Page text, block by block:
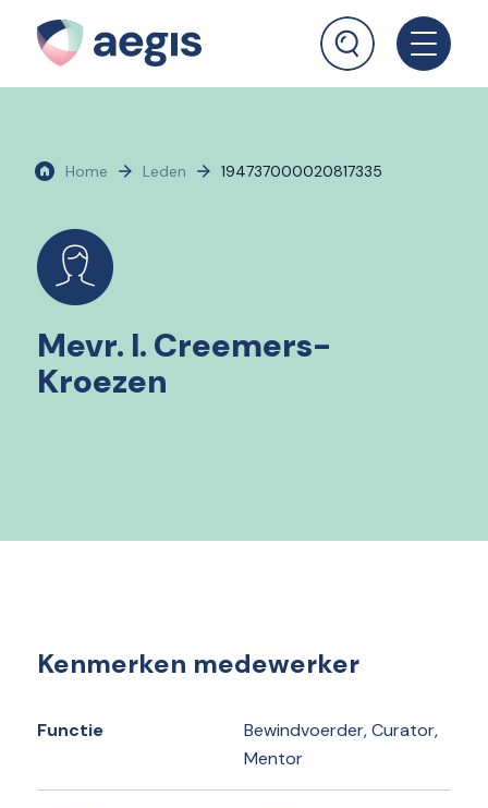
Home Leden 194737000020817335
Mevr. I. Creemers-
Kroezen
Kenmerken medewerker
Functie
Bewindvoerder, Curator,
Mentor